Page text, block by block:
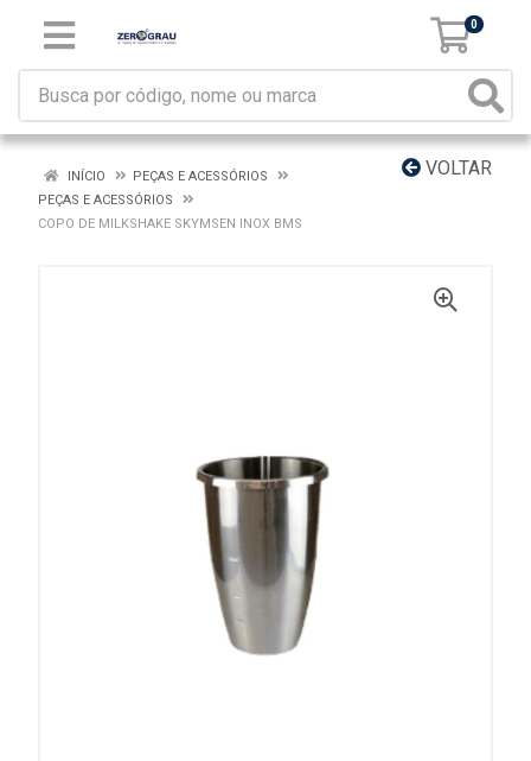
0
VOLTAR
INÍCIO
PEÇAS E ACESSÓRIOS
PEÇAS E ACESSÓRIOS
COPO DE MILKSHAKE SKYMSEN INOX BMS